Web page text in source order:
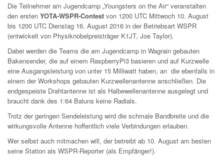
Die Teilnehmer am Jugendcamp „Youngsters on the Air“ veranstalten
den ersten YOTA-WSPR-Contest von 1200 UTC Mittwoch 10. August
bis 1200 UTC Dienstag 16. August 2016 in der Betriebsart WSPR
(entwickelt von Physiknobelpreisträger K1JT, Joe Taylor).
Dabei werden die Teams die am Jugendcamp in Wagrain gebauten
Bakensender, die auf einem RaspberryPi3 basieren und auf Kurzwelle
eine Ausgangsleistung von unter 15 Milliwatt haben, an die ebenfalls in
einem der Workshops gebauten Kurzwellenantenne anschließen. Die
endgespeiste Drahtantenne ist als Halbewellenantenne ausgelegt und
braucht dank des 1:64 Baluns keine Radials.
Trotz der geringen Sendeleistung wird die schmale Bandbreite und die
wirkungsvolle Antenne hoffentlich viele Verbindungen erlauben.
Wer selbst auch mitmachen will, der betreibt ab 10. August am besten
seine Station als WSPR-Reporter (als Empfänger!).